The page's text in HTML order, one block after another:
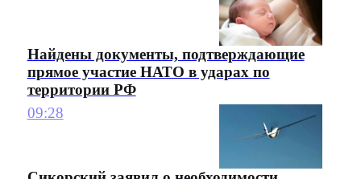
Найдены документы, подтверждающие
прямое участие НАТО в ударах по
территории РФ
09:28